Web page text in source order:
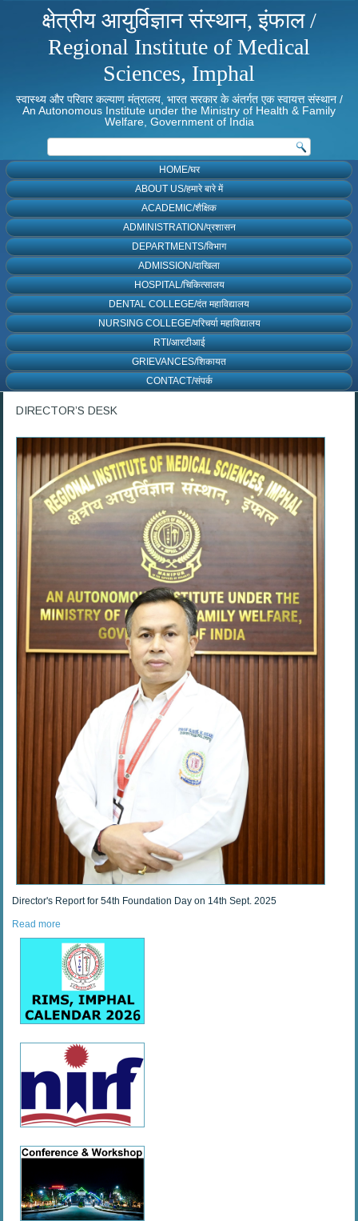
क्षेत्रीय आयुर्विज्ञान संस्थान, इंफाल /
Regional Institute of Medical
Sciences, Imphal
स्वास्थ्य और परिवार कल्याण मंत्रालय, भारत सरकार के अंतर्गत एक स्वायत्त संस्थान /
An Autonomous Institute under the Ministry of Health & Family
Welfare, Government of India
HOME/घर
ABOUT US/हमारे बारे में
ACADEMIC/शैक्षिक
ADMINISTRATION/प्रशासन
DEPARTMENTS/विभाग
ADMISSION/दाखिला
HOSPITAL/चिकित्सालय
DENTAL COLLEGE/दंत महाविद्यालय
NURSING COLLEGE/परिचर्या महाविद्यालय
RTI/आरटीआई
GRIEVANCES/शिकायत
CONTACT/संपर्क
DIRECTOR’S DESK
Director's Report for 54th Foundation Day on 14th Sept. 2025
Read more